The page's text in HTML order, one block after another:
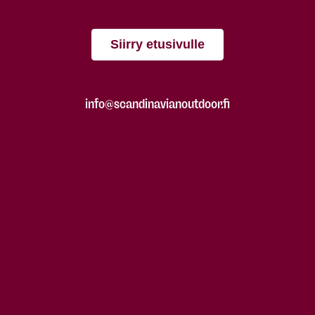
Siirry etusivulle
info@scandinavianoutdoor.fi